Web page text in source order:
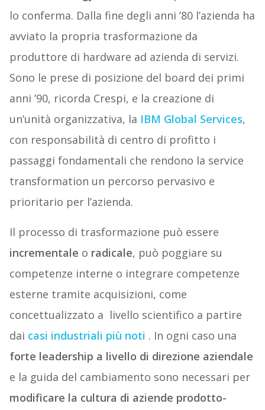
lo conferma. Dalla fine degli anni ’80 l’azienda ha
avviato la propria trasformazione da
produttore di hardware ad azienda di servizi.
Sono le prese di posizione del board dei primi
anni ’90, ricorda Crespi, e la creazione di
un’unità organizzativa, la IBM Global Services,
con responsabilità di centro di profitto i
passaggi fondamentali che rendono la service
transformation un percorso pervasivo e
prioritario per l’azienda.
Il processo di trasformazione può essere
incrementale o radicale, può poggiare su
competenze interne o integrare competenze
esterne tramite acquisizioni, come
concettualizzato a livello scientifico a partire
dai casi industriali più noti . In ogni caso una
forte leadership a livello di direzione aziendale
e la guida del cambiamento sono necessari per
modificare la cultura di aziende prodotto-